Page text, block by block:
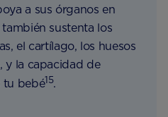
a sus órganos en
sustenta los
el cartílago, los huesos
y la capacidad de
tu bebé15.